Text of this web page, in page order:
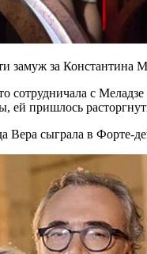
замуж за Константина
сотрудничала с
ей пришлось
Вера сыграла в Форте-